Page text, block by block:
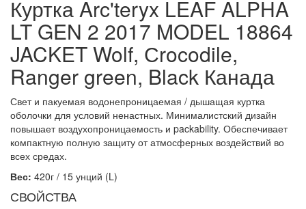
Куртка Arc'teryx LEAF ALPHA
LT GEN 2 2017 MODEL 18864
JACKET Wolf, Сrocodile,
Ranger green, Black Канада
Свет и пакуемая водонепроницаемая / дышащая куртка
оболочки для условий ненастных. Минималистский дизайн
повышает воздухопроницаемость и packability. Обеспечивает
компактную полную защиту от атмосферных воздействий во
всех средах.
Вес: 420г / 15 унций (L)
СВОЙСТВА